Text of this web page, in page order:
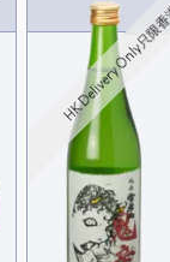
HK Delivery Only